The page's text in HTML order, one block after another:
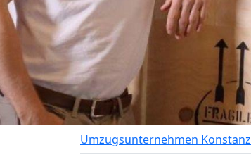
Umzugsunternehmen Konstanz